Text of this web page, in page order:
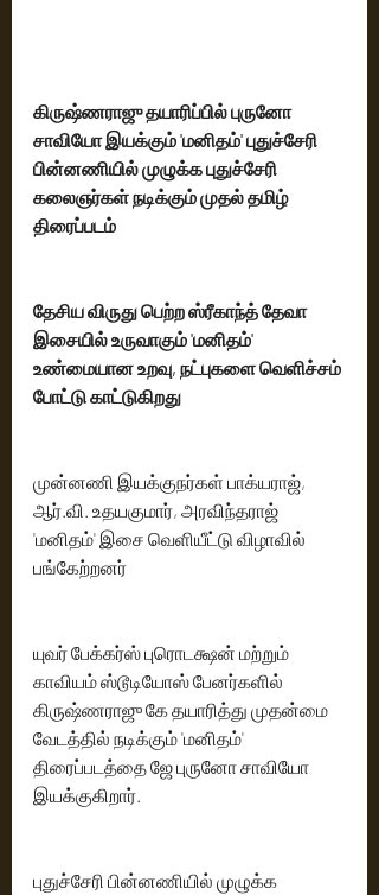
கிருஷ்ணராஜு தயாரிப்பில் புருனோ
சாவியோ இயக்கும் 'மனிதம்' புதுச்சேரி
பின்னணியில் முழுக்க புதுச்சேரி
கலைஞர்கள் நடிக்கும் முதல் தமிழ்
திரைப்படம்
தேசிய விருது பெற்ற ஸ்ரீகாந்த் தேவா
இசையில் உருவாகும் 'மனிதம்'
உண்மையான உறவு, நட்புகளை வெளிச்சம்
போட்டு காட்டுகிறது
முன்னணி இயக்குநர்கள் பாக்யராஜ்,
ஆர்.வி. உதயகுமார், அரவிந்தராஜ்
'மனிதம்' இசை வெளியீட்டு விழாவில்
பங்கேற்றனர்
யுவர் பேக்கர்ஸ் புரொடக்ஷன் மற்றும்
காவியம் ஸ்டூடியோஸ் பேனர்களில்
கிருஷ்ணராஜு கே தயாரித்து முதன்மை
வேடத்தில் நடிக்கும் 'மனிதம்'
திரைப்படத்தை ஜே புருனோ சாவியோ
இயக்குகிறார்.
புதுச்சேரி பின்னணியில் முழுக்க